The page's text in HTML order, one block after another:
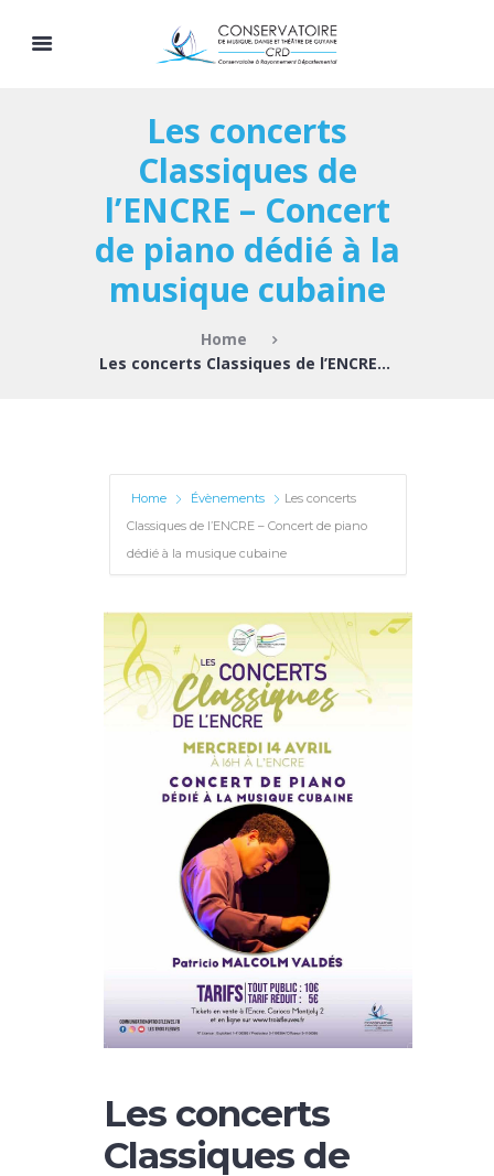
Les concerts
Classiques de
l’ENCRE – Concert
de piano dédié à la
musique cubaine
Home
Les concerts Classiques de l’ENCRE...
Home Évènements
Les concerts
Classiques de l’ENCRE – Concert de piano
dédié à la musique cubaine
Les concerts
Classiques de